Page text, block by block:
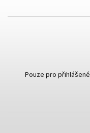
Pouze pro přihlášené